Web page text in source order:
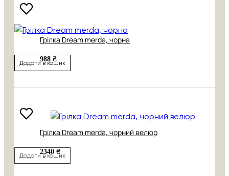
Грілка Dream merda, чорна
988 ₴
Додати в кошик
Грілка Dream merda, чорний велюр
2340 ₴
Додати в кошик